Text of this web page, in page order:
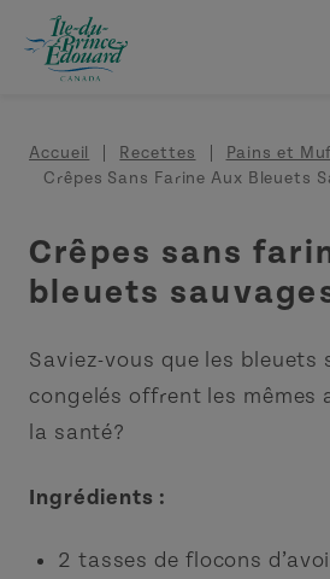
Aller au contenu principal
Fil d'Ariane
Accueil Recettes
Pains et
Crêpes Sans Farine Aux Bleuets
Crêpes sans
bleuets
Saviez-vous que les
congelés offrent les mêmes
la santé?
Ingrédients :
2 tasses de flocons